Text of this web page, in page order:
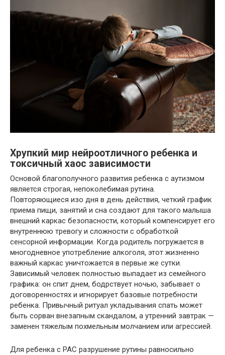
Хрупкий мир нейроотличного ребенка и
токсичный хаос зависимости
Основой благополучного развития ребенка с аутизмом
является строгая, непоколебимая рутина.
Повторяющиеся изо дня в день действия, четкий график
приема пищи, занятий и сна создают для такого малыша
внешний каркас безопасности, который компенсирует его
внутреннюю тревогу и сложности с обработкой
сенсорной информации. Когда родитель погружается в
многодневное употребление алкоголя, этот жизненно
важный каркас уничтожается в первые же сутки.
Зависимый человек полностью выпадает из семейного
графика: он спит днем, бодрствует ночью, забывает о
договоренностях и игнорирует базовые потребности
ребенка. Привычный ритуал укладывания спать может
быть сорван внезапным скандалом, а утренний завтрак —
заменен тяжелым похмельным молчанием или агрессией.
Для ребенка с РАС разрушение рутины равносильно